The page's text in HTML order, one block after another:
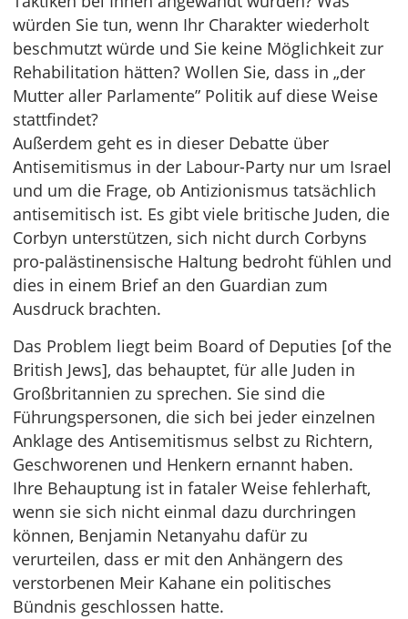
würden Sie tun, wenn Ihr Charakter wiederholt
beschmutzt würde und Sie keine Möglichkeit zur
Rehabilitation hätten? Wollen Sie, dass in „der
Mutter aller Parlamente” Politik auf diese Weise
stattfindet?
Außerdem geht es in dieser Debatte über
Antisemitismus in der Labour-Party nur um Israel
und um die Frage, ob Antizionismus tatsächlich
antisemitisch ist. Es gibt viele britische Juden, die
Corbyn unterstützen, sich nicht durch Corbyns
pro-palästinensische Haltung bedroht fühlen und
dies in einem Brief an den Guardian zum
Ausdruck brachten.
Das Problem liegt beim Board of Deputies [of the
British Jews], das behauptet, für alle Juden in
Großbritannien zu sprechen. Sie sind die
Führungspersonen, die sich bei jeder einzelnen
Anklage des Antisemitismus selbst zu Richtern,
Geschworenen und Henkern ernannt haben.
Ihre Behauptung ist in fataler Weise fehlerhaft,
wenn sie sich nicht einmal dazu durchringen
können, Benjamin Netanyahu dafür zu
verurteilen, dass er mit den Anhängern des
verstorbenen Meir Kahane ein politisches
Bündnis geschlossen hatte.